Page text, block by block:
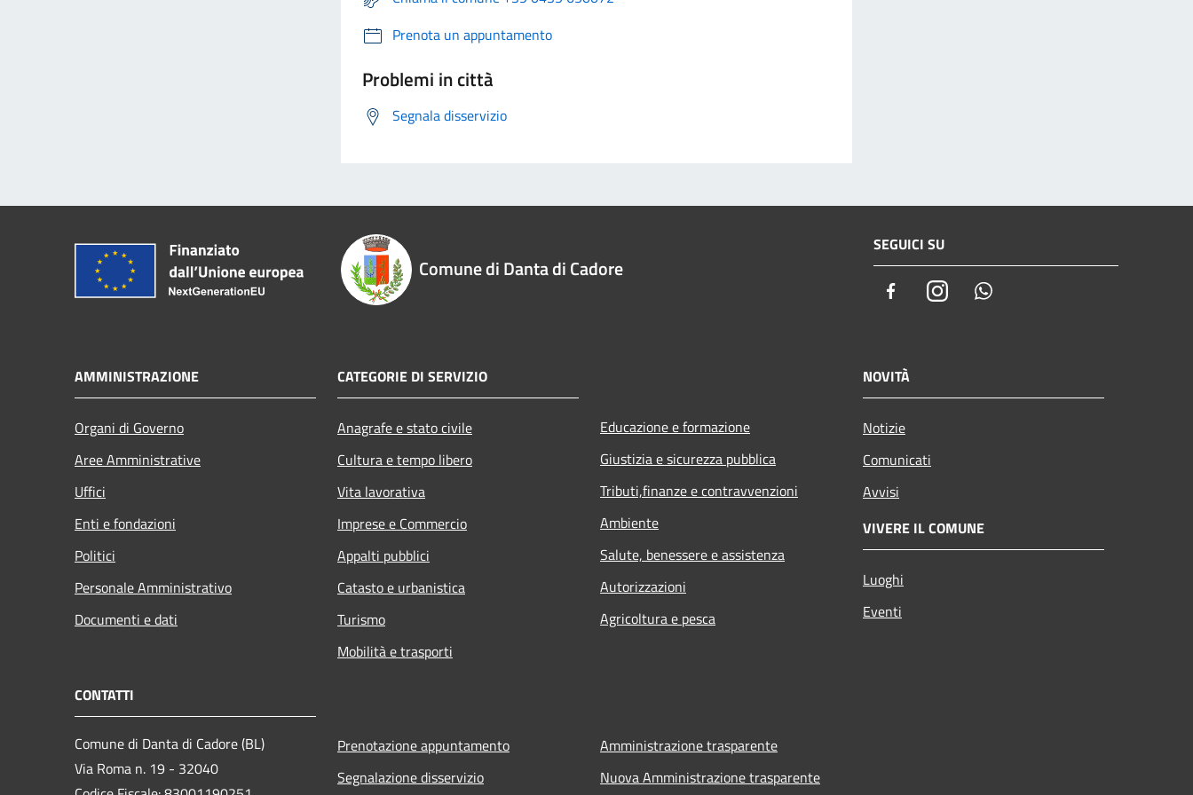
Prenota un appuntamento
Problemi in città
Segnala disservizio
Comune di Danta di Cadore
SEGUICI SU
FacebookInstagram
AMMINISTRAZIONE
Organi di Governo
Aree Amministrative
Uffici
Enti e fondazioni
Politici
Personale Amministrativo
Documenti e dati
CATEGORIE DI SERVIZIO
Anagrafe e stato civile
Cultura e tempo libero
Vita lavorativa
Imprese e Commercio
Appalti pubblici
Catasto e urbanistica
Turismo
Mobilità e trasporti
Educazione e formazione
Giustizia e sicurezza pubblica
Tributi,finanze e contravvenzioni
Ambiente
Salute, benessere e assistenza
Autorizzazioni
Agricoltura e pesca
NOVITÀ
Notizie
Comunicati
Avvisi
VIVERE IL COMUNE
Luoghi
Eventi
CONTATTI
Comune di Danta di Cadore (BL)
Via Roma n. 19 - 32040
Prenotazione appuntamento
Segnalazione disservizio
Amministrazione trasparente
Nuova Amministrazione trasparente